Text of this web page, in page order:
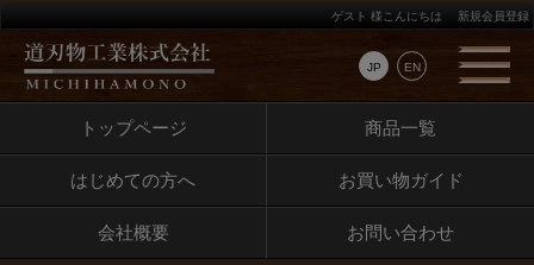
JP EN
ゲスト 様こんにちは 新規会員登録
トップページ 商品一覧
はじめての方へ お買い物ガイド
会社概要 お問い合わせ